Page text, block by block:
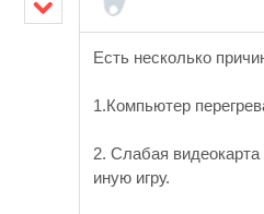
Есть несколько
1.Компьютер
2. Слабая
иную игру.